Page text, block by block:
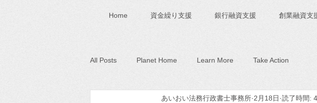
Home 資金繰り支援 銀行融資支援 創業融資支
All Posts Planet Home Learn More Take Action
あいおい法務行政書士事務所 2月18日 読了時間: